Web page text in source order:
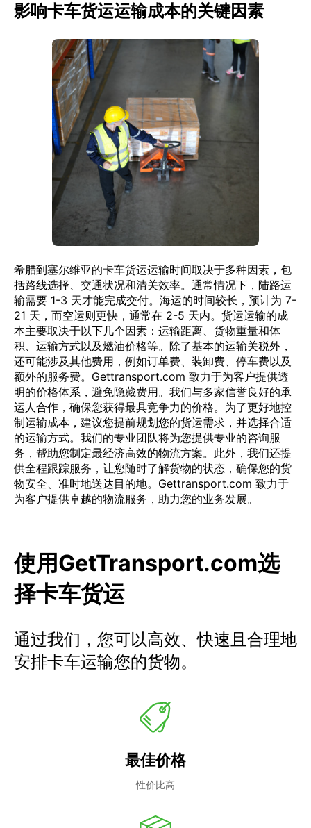
影响卡车货运运输成本的关键因素
希腊到塞尔维亚的卡车货运运输时间取决于多种因素，包
括路线选择、交通状况和清关效率。通常情况下，陆路运
输需要 1-3 天才能完成交付。海运的时间较长，预计为 7-
21 天，而空运则更快，通常在 2-5 天内。货运运输的成
本主要取决于以下几个因素：运输距离、货物重量和体
积、运输方式以及燃油价格等。除了基本的运输关税外，
还可能涉及其他费用，例如订单费、装卸费、停车费以及
额外的服务费。Gettransport.com 致力于为客户提供透
明的价格体系，避免隐藏费用。我们与多家信誉良好的承
运人合作，确保您获得最具竞争力的价格。为了更好地控
制运输成本，建议您提前规划您的货运需求，并选择合适
的运输方式。我们的专业团队将为您提供专业的咨询服
务，帮助您制定最经济高效的物流方案。此外，我们还提
供全程跟踪服务，让您随时了解货物的状态，确保您的货
物安全、准时地送达目的地。Gettransport.com 致力于
为客户提供卓越的物流服务，助力您的业务发展。
使用GetTransport.com选
择卡车货运
通过我们，您可以高效、快速且合理地
安排卡车运输您的货物。
最佳价格
性价比高